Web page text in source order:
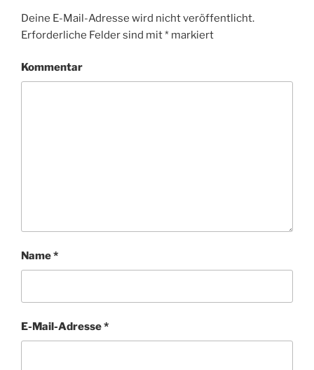
Deine E-Mail-Adresse wird nicht veröffentlicht.
Erforderliche Felder sind mit* markiert
Kommentar
Name*
E-Mail-Adresse*